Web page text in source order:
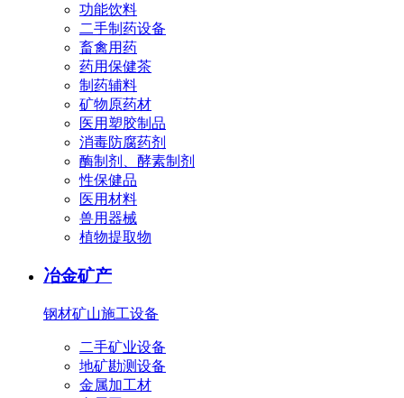
功能饮料
二手制药设备
畜禽用药
药用保健茶
制药辅料
矿物原药材
医用塑胶制品
消毒防腐药剂
酶制剂、酵素制剂
性保健品
医用材料
兽用器械
植物提取物
冶金矿产
钢材矿山施工设备
二手矿业设备
地矿勘测设备
金属加工材